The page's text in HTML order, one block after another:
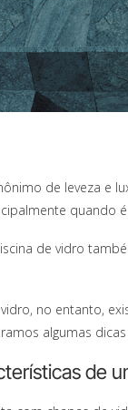
de leveza e
quando
de vidro
no entanto,
algumas
de